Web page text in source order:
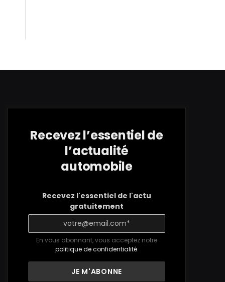
Recevez l’essentiel de
l’actualité
automobile
Recevez l'essentiel de l'actu
gratuitement
En vous abonnant, vous acceptez notre
politique de confidentialité.